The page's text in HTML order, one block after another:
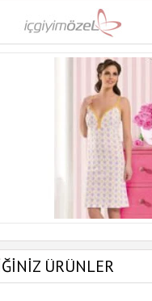
ÜRÜNLER